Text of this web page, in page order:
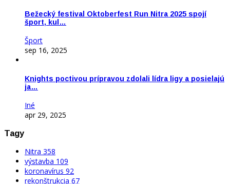
Bežecký festival Oktoberfest Run Nitra 2025 spojí
šport, kul…
Šport
sep 16, 2025
Knights poctivou prípravou zdolali lídra ligy a posielajú
ja…
Iné
apr 29, 2025
Tagy
Nitra 358
výstavba 109
koronavírus 92
rekonštrukcia 67